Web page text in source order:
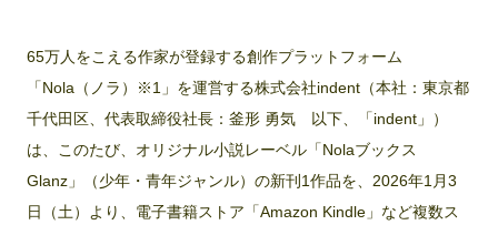
65万人をこえる作家が登録する創作プラットフォーム
「Nola（ノラ）※1」を運営する株式会社indent（本社：東京都
千代田区、代表取締役社長：釜形 勇気 以下、「indent」）
は、このたび、オリジナル小説レーベル「Nolaブックス
Glanz」（少年・青年ジャンル）の新刊1作品を、2026年1月3
日（土）より、電子書籍ストア「Amazon Kindle」など複数ス